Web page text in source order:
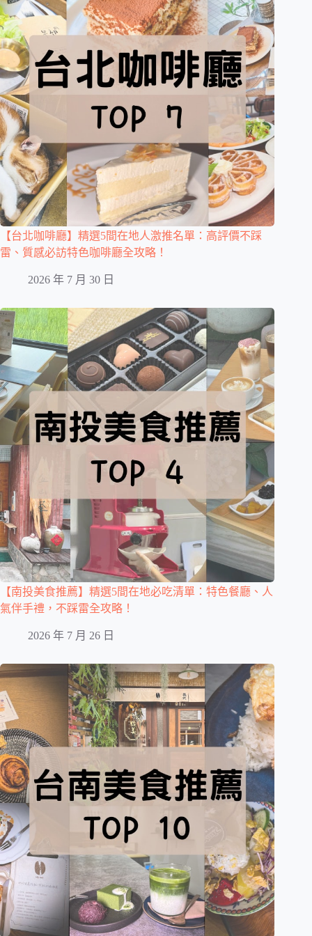
【台北咖啡廳】精選5間在地人激推名單：高評價不踩
雷、質感必訪特色咖啡廳全攻略！
2026 年 7 月 30 日
【南投美食推薦】精選5間在地必吃清單：特色餐廳、人
氣伴手禮，不踩雷全攻略！
2026 年 7 月 26 日